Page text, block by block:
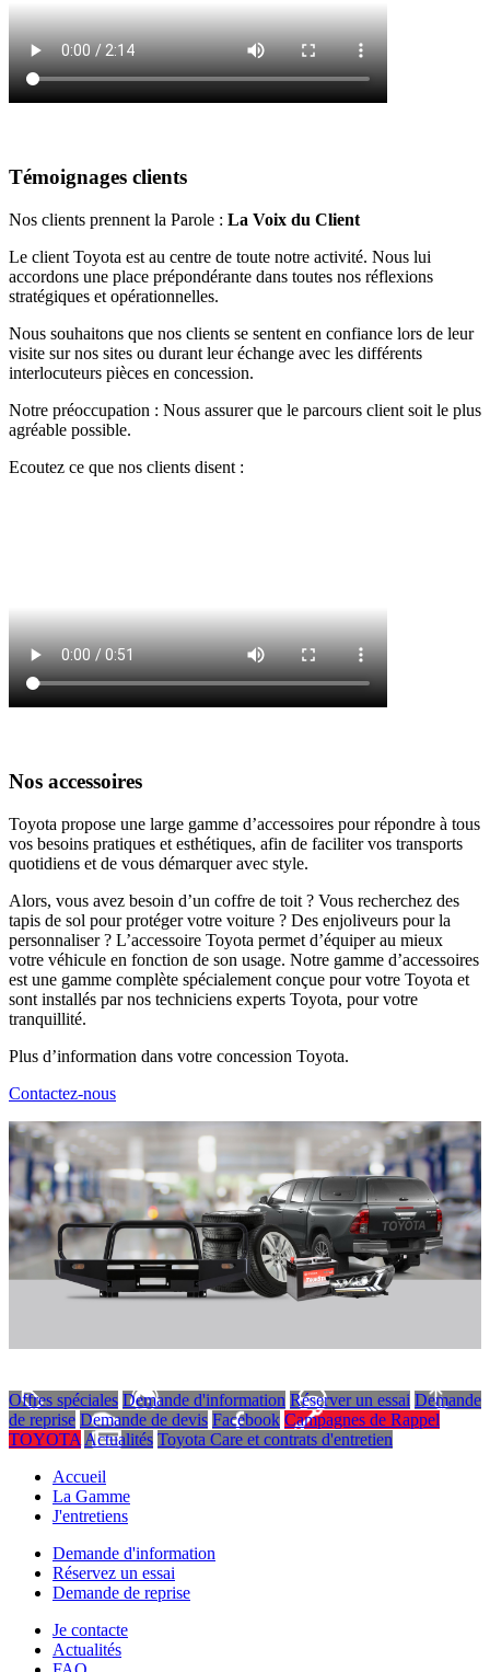
Témoignages clients
Nos clients prennent la Parole : La Voix du Client
Le client Toyota est au centre de toute notre activité. Nous lui
accordons une place prépondérante dans toutes nos réflexions
stratégiques et opérationnelles.
Nous souhaitons que nos clients se sentent en confiance lors de leur
visite sur nos sites ou durant leur échange avec les différents
interlocuteurs pièces en concession.
Notre préoccupation : Nous assurer que le parcours client soit le plus
agréable possible.
Ecoutez ce que nos clients disent :
Nos accessoires
Toyota propose une large gamme d’accessoires pour répondre à tous
vos besoins pratiques et esthétiques, afin de faciliter vos transports
quotidiens et de vous démarquer avec style.
Alors, vous avez besoin d’un coffre de toit ? Vous recherchez des
tapis de sol pour protéger votre voiture ? Des enjoliveurs pour la
personnaliser ? L’accessoire Toyota permet d’équiper au mieux
votre véhicule en fonction de son usage. Notre gamme d’accessoires
est une gamme complète spécialement conçue pour votre Toyota et
sont installés par nos techniciens experts Toyota, pour votre
tranquillité.
Plus d’information dans votre concession Toyota.
Contactez-nous
Offres spéciales Demande d'information Réserver un essai Demande
de reprise Demande de devis Facebook Campagnes de Rappel
TOYOTA Actualités Toyota Care et contrats d'entretien
Accueil
La Gamme
J'entretiens
Demande d'information
Réservez un essai
Demande de reprise
Je contacte
Actualités